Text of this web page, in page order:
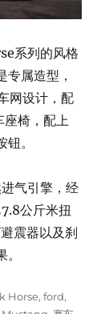
系列的风格
属造型，
网设计，配
椅，配上
。
气引擎，经
公斤米扭
震器以及刹
Horse,ford,